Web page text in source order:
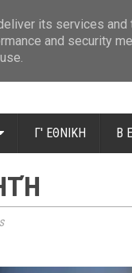
Γ' ΕΘΝΙΚΗ Β
its services and
and security